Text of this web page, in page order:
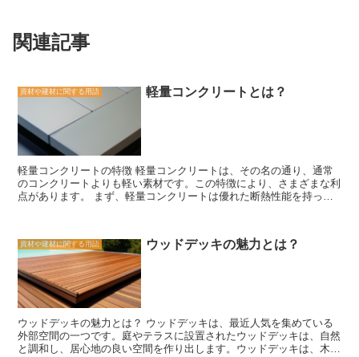
関連記事
資材や建材に関する用語 軽量コンクリートとは？
軽量コンクリートの特徴 軽量コンクリートは、その名の通り、通常
のコンクリートよりも軽い素材です。この特徴により、さまざまな利
点があります。 まず、軽量コンクリートは優れた断熱性能を持って
た、軽量コンクリートは優れた音響性能も持っています。空気の層が
音の振動を吸収し、反射を抑えるため、建物内部の騒音を軽減するこ
とができます。特に、集合住宅やオフィスビルなどの多人数が集まる
場所では、快適な環境を提供するために重要な要素となります。 さ
らに、軽量コンクリートは耐火性にも優れています。通常のコンクリ
ートは高温になると割れやすくなる傾向がありますが、軽量コンクリ
ートはそのような問題を抑えることができます。これにより、火災の
際に建物の構造を保護し、被害を最小限に抑えることができます。
さらに、軽量コンクリートは施工の容易さも特徴の一つです。通常の
資材や建材に関する用語 ウッドデッキの魅力とは？
ウッドデッキの魅力とは？ ウッドデッキは、最近人気を集めている
外部空間の一つです。庭やテラスに設置されたウッドデッキは、自然
と調和し、居心地の良い空間を作り出します。ウッドデッキは、木材